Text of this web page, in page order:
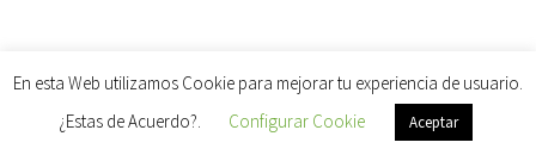
En esta Web utilizamos Cookie para mejorar tu experiencia de usuario.
¿Estas de Acuerdo?.
Configurar Cookie Aceptar